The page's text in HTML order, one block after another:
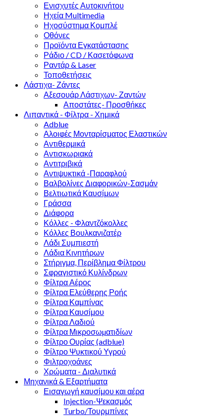
Ενισχυτές Αυτοκινήτου
Ηχεία Multimedia
Ηχοσύστημα Κομπλέ
Οθόνες
Προϊόντα Εγκατάστασης
Ράδιο / CD / Κασετόφωνα
Ραντάρ & Laser
Τοποθετήσεις
Λάστιχα- Ζάντες
Αξεσουάρ Λάστιχων- Ζαντών
Αποστάτες- Προσθήκες
Λιπαντικά - Φίλτρα - Χημικά
Adblue
Αλοιφές Μονταρίσματος Ελαστικών
Αντιθερμικά
Αντισκωριακά
Αντιτριβικά
Αντιψυκτικά -Παραφλού
Βαλβολίνες Διαφορικών-Σασμάν
Βελτιωτικά Καυσίμων
Γράσσα
Διάφορα
Κόλλες - Φλαντζόκολλες
Κόλλες Βουλκανιζατέρ
Λάδι Συμπιεστή
Λάδια Κινητήρων
Στήριγμα, Περίβλημα Φίλτρου
Σφραγιστικό Κυλίνδρων
Φίλτρα Αέρος
Φίλτρα Ελεύθερης Ροής
Φίλτρα Καμπίνας
Φίλτρα Καυσίμου
Φίλτρα Λαδιού
Φίλτρα Μικροσωµατιδίων
Φίλτρο Ουρίας (adblue)
Φίλτρο Ψυκτικού Υγρού
Φιλτροχοάνες
Χρώματα - Διαλυτικά
Μηχανικά & Εξαρτήματα
Εισαγωγή καυσίμου και αέρα
Injection-Ψεκασμός
Turbo/Τουρμπίνες